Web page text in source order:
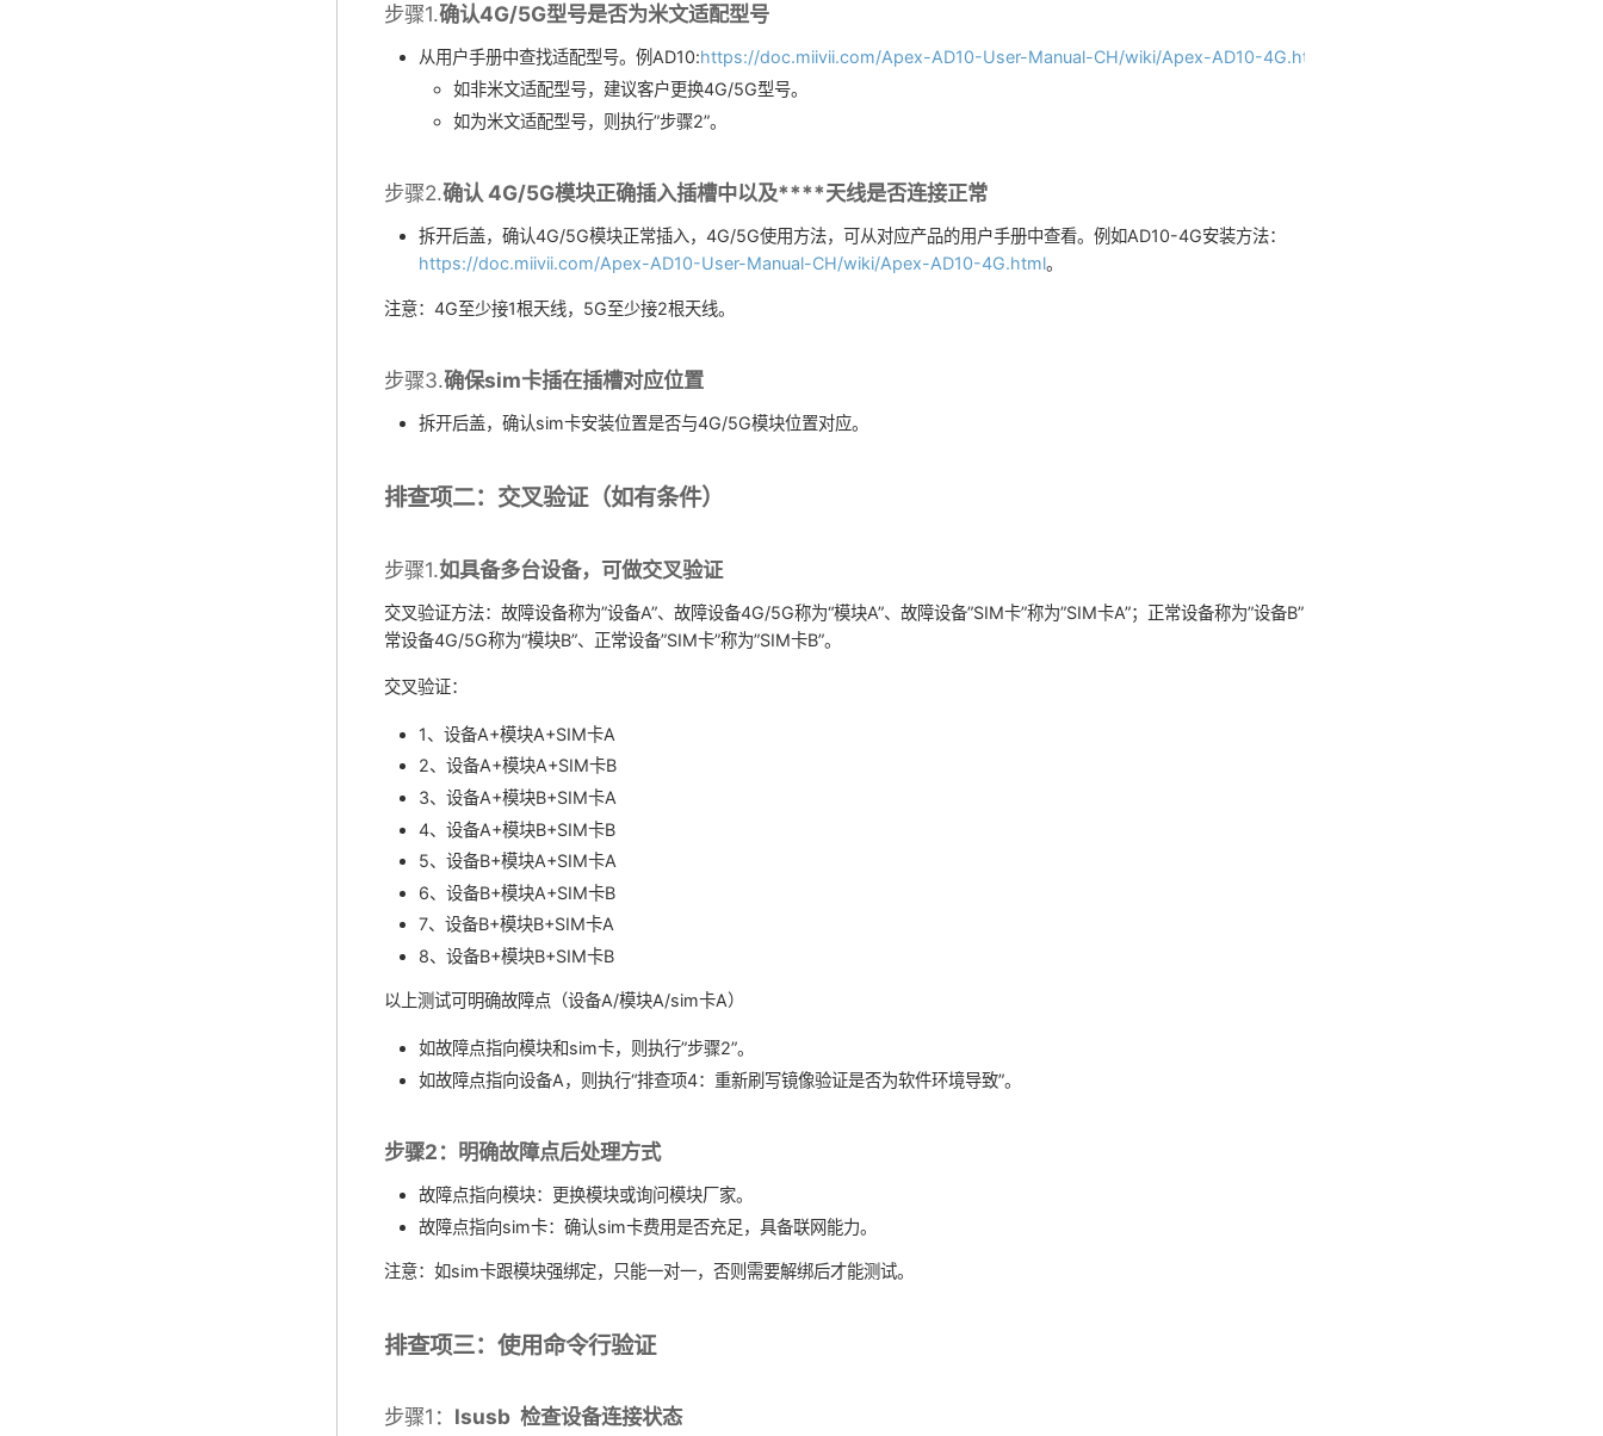
步骤1.确认4G/5G型号是否为米文适配型号
从用户手册中查找适配型号。例AD10:https://doc.miivii.com/Apex-AD10-User-Manual-CH/wiki/Apex-AD10-4G.html
如非米文适配型号，建议客户更换4G/5G型号。
如为米文适配型号，则执行”步骤2”。
步骤2.确认 4G/5G模块正确插入插槽中以及****天线是否连接正常
拆开后盖，确认4G/5G模块正常插入，4G/5G使用方法，可从对应产品的用户手册中查看。例如AD10-4G安装方法：
https://doc.miivii.com/Apex-AD10-User-Manual-CH/wiki/Apex-AD10-4G.html。
注意：4G至少接1根天线，5G至少接2根天线。
步骤3.确保sim卡插在插槽对应位置
拆开后盖，确认sim卡安装位置是否与4G/5G模块位置对应。
排查项二：交叉验证（如有条件）
步骤1.如具备多台设备，可做交叉验证
交叉验证方法：故障设备称为”设备A”、故障设备4G/5G称为“模块A”、故障设备”SIM卡”称为”SIM卡A”；正常设备称为”设备B”、正
常设备4G/5G称为“模块B”、正常设备”SIM卡”称为”SIM卡B”。
交叉验证：
1、设备A+模块A+SIM卡A
2、设备A+模块A+SIM卡B
3、设备A+模块B+SIM卡A
4、设备A+模块B+SIM卡B
5、设备B+模块A+SIM卡A
6、设备B+模块A+SIM卡B
7、设备B+模块B+SIM卡A
8、设备B+模块B+SIM卡B
以上测试可明确故障点（设备A/模块A/sim卡A）
如故障点指向模块和sim卡，则执行”步骤2”。
如故障点指向设备A，则执行“排查项4：重新刷写镜像验证是否为软件环境导致”。
步骤2：明确故障点后处理方式
故障点指向模块：更换模块或询问模块厂家。
故障点指向sim卡：确认sim卡费用是否充足，具备联网能力。
注意：如sim卡跟模块强绑定，只能一对一，否则需要解绑后才能测试。
排查项三：使用命令行验证
步骤1： lsusb 检查设备连接状态